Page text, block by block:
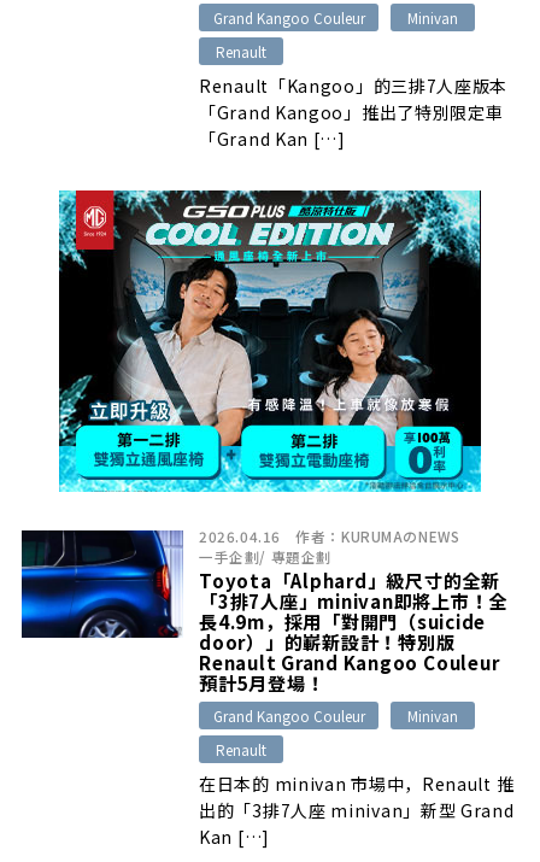
Grand Kangoo Couleur
Minivan
Renault
Renault「Kangoo」的三排7人座版本
「Grand Kangoo」推出了特別限定車
「Grand Kan […]
2026.04.16 作者： KURUMAのNEWS
一手企劃/ 專題企劃
Toyota「Alphard」級尺寸的全新
「3排7人座」minivan即將上市！全
長4.9m，採用「對開門（suicide
door）」的嶄新設計！特別版
Renault Grand Kangoo Couleur
預計5月登場！
Grand Kangoo Couleur
Minivan
Renault
在日本的 minivan 市場中，Renault 推
出的「3排7人座 minivan」新型 Grand
Kan […]